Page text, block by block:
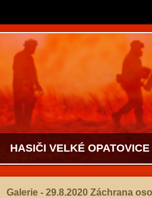
HASIČI VELKÉ OPATOVICE
Galerie - 29.8.2020 Záchrana